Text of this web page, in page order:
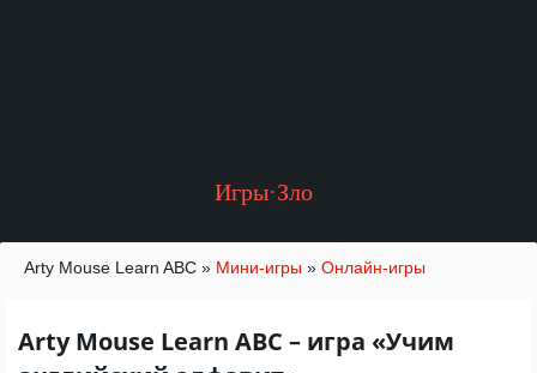
Игры·Зло
Arty Mouse Learn ABC » Мини-игры » Онлайн-игры
Arty Mouse Learn ABC – игра «Учим